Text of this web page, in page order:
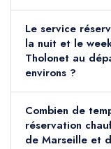
Le service
la nuit et le
Tholonet au
environs ?
Combien de
réservation
de Marseille et